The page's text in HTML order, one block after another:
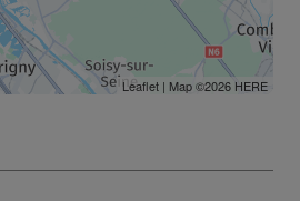
Leaflet| Map ©2026 HERE